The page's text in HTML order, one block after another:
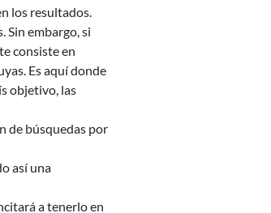
los resultados.
Sin embargo, si
consiste en
Es aquí donde
objetivo, las
de búsquedas por
así una
a tenerlo en